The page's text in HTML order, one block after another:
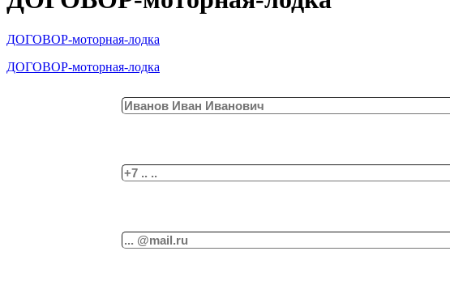
ДОГОВОР-моторная-лодка
ДОГОВОР-моторная-лодка